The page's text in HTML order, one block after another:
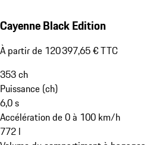
Cayenne Black Edition
À partir de 120 397,65 € TTC
353ch
Puissance (ch)
6,0s
Accélération de 0 à 100 km/h
772 l